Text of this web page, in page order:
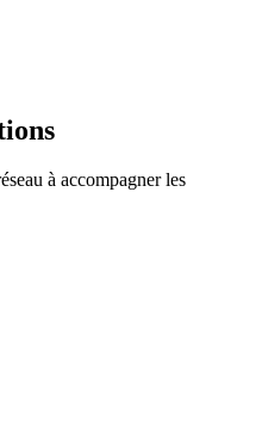
à accompagner les